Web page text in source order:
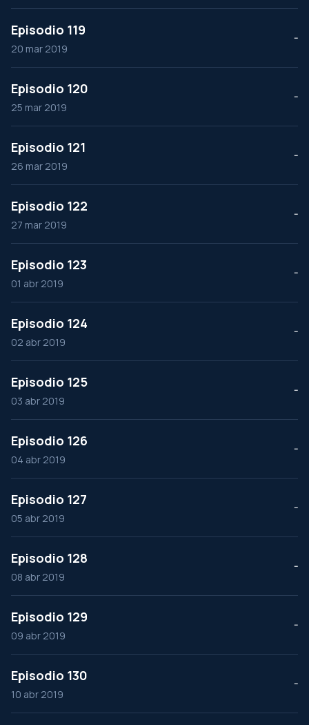
Episodio 119
20 mar 2019
--
Episodio 120
25 mar 2019
--
Episodio 121
26 mar 2019
--
Episodio 122
27 mar 2019
--
Episodio 123
01 abr 2019
--
Episodio 124
02 abr 2019
--
Episodio 125
03 abr 2019
--
Episodio 126
04 abr 2019
--
Episodio 127
05 abr 2019
--
Episodio 128
08 abr 2019
--
Episodio 129
09 abr 2019
--
Episodio 130
10 abr 2019
--